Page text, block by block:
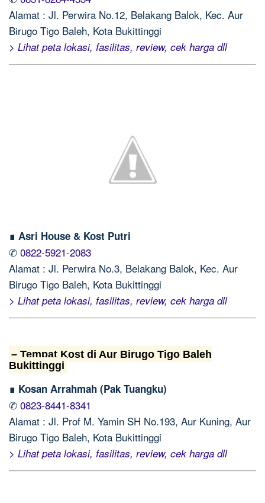
Alamat : Jl. Perwira No.12, Belakang Balok, Kec. Aur
Birugo Tigo Baleh, Kota Bukittinggi
> Lihat peta lokasi, fasilitas, review, cek harga dll
∎ Asri House & Kost Putri
✆ 0822-5921-2083
Alamat : Jl. Perwira No.3, Belakang Balok, Kec. Aur
Birugo Tigo Baleh, Kota Bukittinggi
> Lihat peta lokasi, fasilitas, review, cek harga dll
– Tempat Kost di Aur Birugo Tigo Baleh
Bukittinggi
∎ Kosan Arrahmah (Pak Tuangku)
✆ 0823-8441-8341
Alamat : Jl. Prof M. Yamin SH No.193, Aur Kuning, Aur
Birugo Tigo Baleh, Kota Bukittinggi
> Lihat peta lokasi, fasilitas, review, cek harga dll